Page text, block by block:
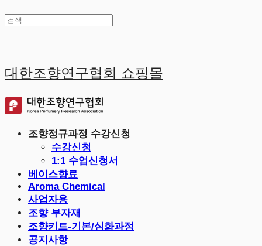
대한조향연구협회 쇼핑몰
조향정규과정 수강신청
수강신청
1:1 수업신청서
베이스향료
Aroma Chemical
사업자용
조향 부자재
조향키트-기본/심화과정
공지사항